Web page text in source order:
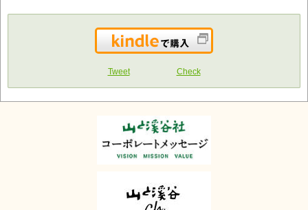
Kindleで購入
Tweet Check